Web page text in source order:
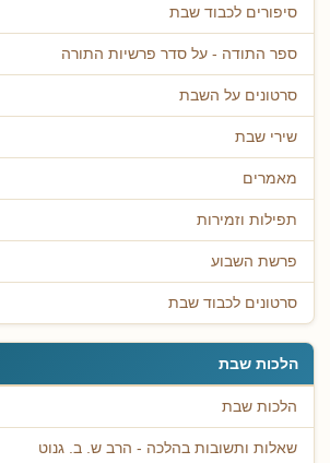
סיפורים לכבוד שבת
ספר התודה - על סדר פרשיות התורה
סרטונים על השבת
שירי שבת
מאמרים
תפילות וזמירות
פרשת השבוע
סרטונים לכבוד שבת
הלכות שבת
הלכות שבת
שאלות ותשובות בהלכה - הרב ש. ב. גנוט